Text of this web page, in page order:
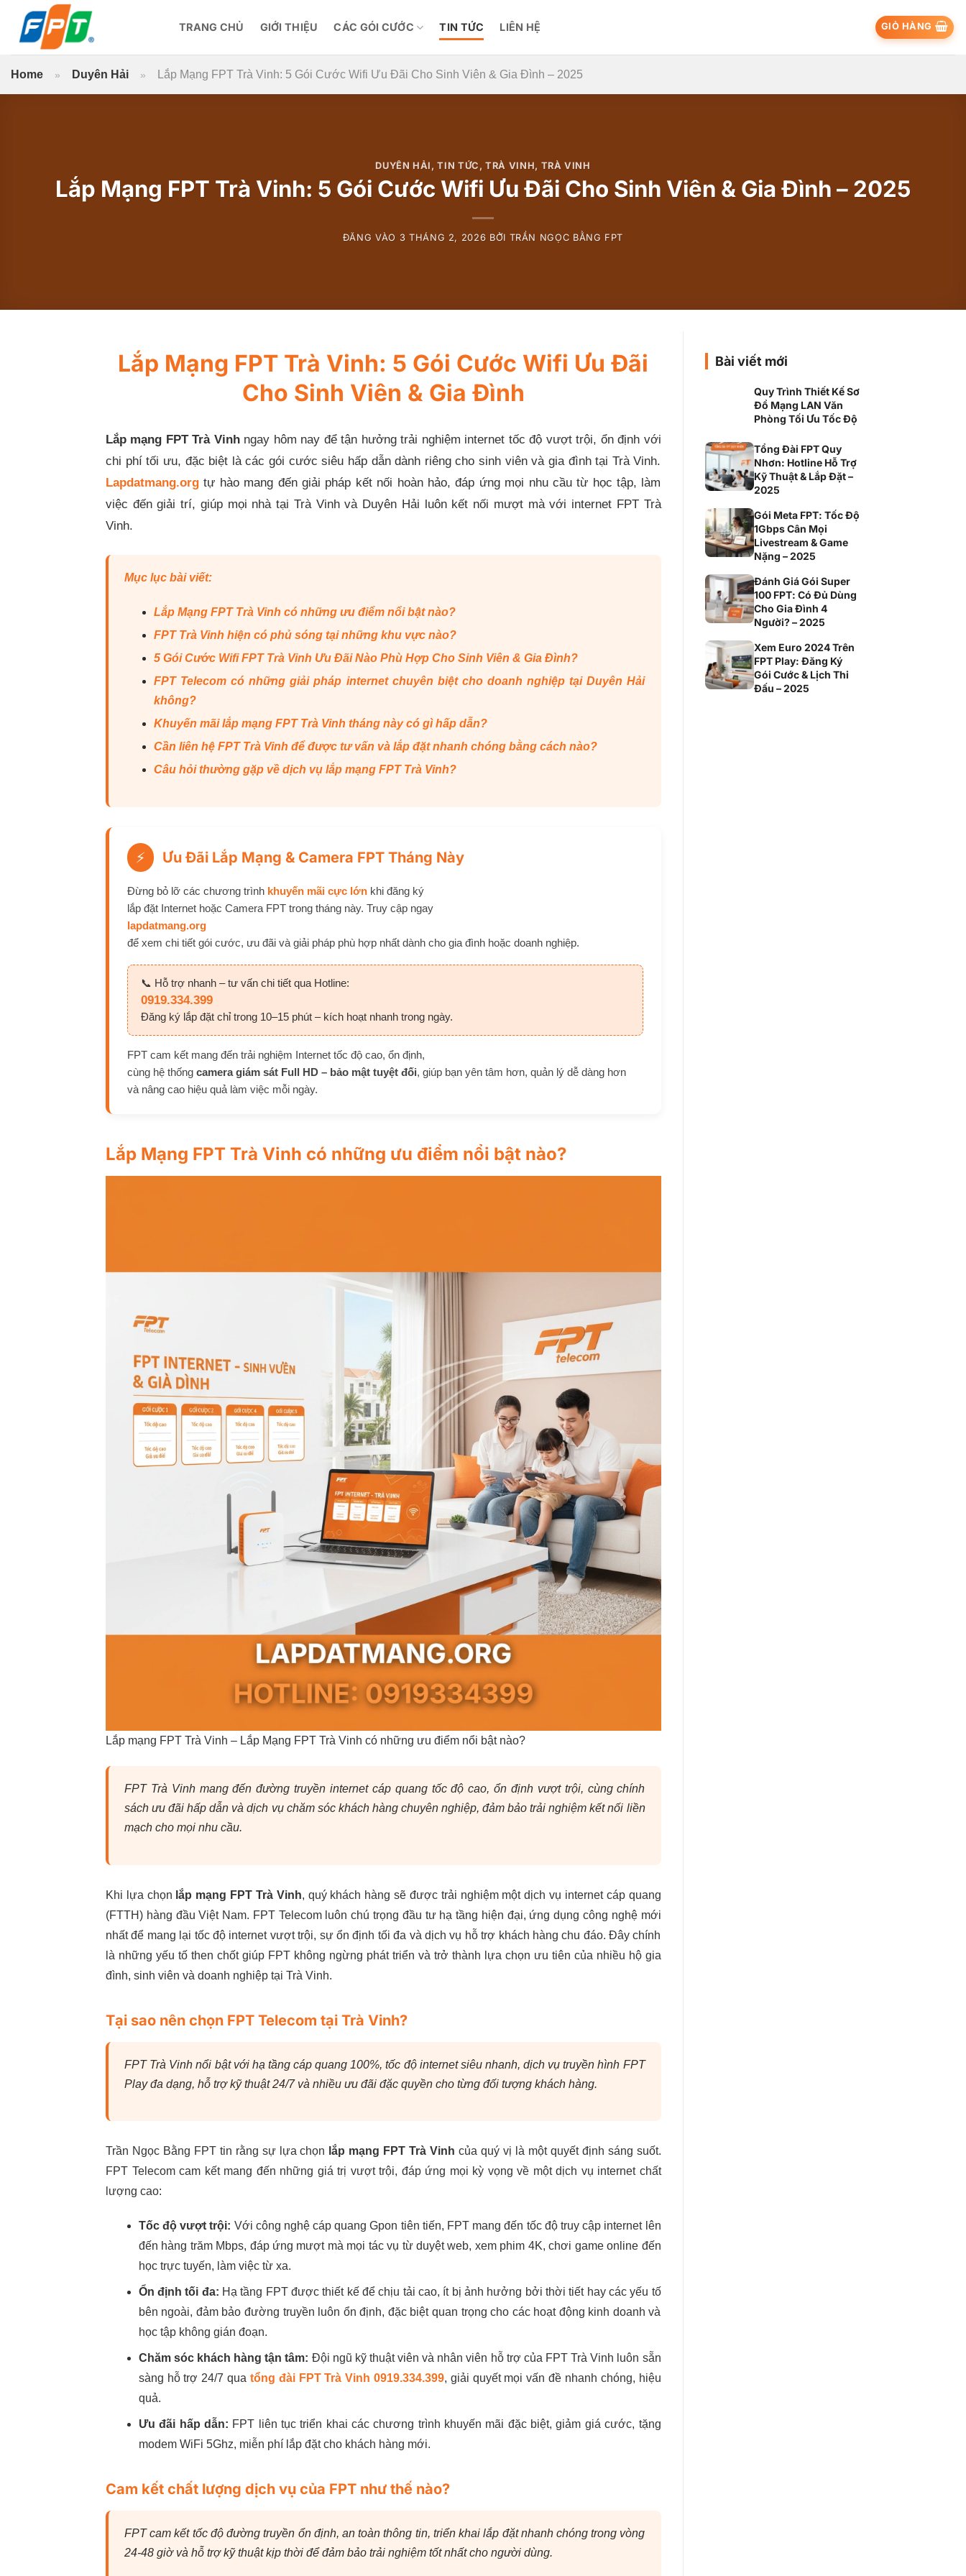
TRANG CHỦ GIỚI THIỆU CÁC GÓI CƯỚC TIN TỨC LIÊN HỆ GIỎ HÀNG
Home » Duyên Hải » Lắp Mạng FPT Trà Vinh: 5 Gói Cước Wifi Ưu Đãi Cho Sinh Viên & Gia Đình – 2025
DUYÊN HẢI ,TIN TỨC ,TRÀ VINH, TRÀ VINH
Lắp Mạng FPT Trà Vinh: 5 Gói Cước Wifi Ưu Đãi Cho Sinh Viên & Gia Đình – 2025
ĐĂNG VÀO 3 THÁNG 2, 2026 BỞI TRẦN NGỌC BẰNG FPT
Lắp Mạng FPT Trà Vinh: 5 Gói Cước Wifi Ưu Đãi
Cho Sinh Viên & Gia Đình
Lắp mạng FPT Trà Vinhngay hôm nay để tận hưởng trải nghiệm internet tốc độ vượt trội, ổn định với
chi phí tối ưu, đặc biệt là các gói cước siêu hấp dẫn dành riêng cho sinh viên và gia đình tại Trà Vinh.
Lapdatmang.org tự hào mang đến giải pháp kết nối hoàn hảo, đáp ứng mọi nhu cầu từ học tập, làm
việc đến giải trí, giúp mọi nhà tại Trà Vinh và Duyên Hải luôn kết nối mượt mà với internet FPT Trà
Vinh.
Mục lục bài viết:
Lắp Mạng FPT Trà Vinh có những ưu điểm nổi bật nào?
FPT Trà Vinh hiện có phủ sóng tại những khu vực nào?
5 Gói Cước Wifi FPT Trà Vinh Ưu Đãi Nào Phù Hợp Cho Sinh Viên & Gia Đình?
FPT Telecom có những giải pháp internet chuyên biệt cho doanh nghiệp tại Duyên Hải
không?
Khuyến mãi lắp mạng FPT Trà Vinh tháng này có gì hấp dẫn?
Cần liên hệ FPT Trà Vinh để được tư vấn và lắp đặt nhanh chóng bằng cách nào?
Câu hỏi thường gặp về dịch vụ lắp mạng FPT Trà Vinh?
⚡ Ưu Đãi Lắp Mạng & Camera FPT Tháng Này
Đừng bỏ lỡ các chương trình khuyến mãi cực lớn khi đăng ký
lắp đặt Internet hoặc Camera FPT trong tháng này. Truy cập ngay
lapdatmang.org
để xem chi tiết gói cước, ưu đãi và giải pháp phù hợp nhất dành cho gia đình hoặc doanh nghiệp.
📞 Hỗ trợ nhanh – tư vấn chi tiết qua Hotline:
0919.334.399
Đăng ký lắp đặt chỉ trong 10–15 phút – kích hoạt nhanh trong ngày.
FPT cam kết mang đến trải nghiệm Internet tốc độ cao, ổn định,
cùng hệ thống camera giám sát Full HD – bảo mật tuyệt đối, giúp bạn yên tâm hơn, quản lý dễ dàng hơn
và nâng cao hiệu quả làm việc mỗi ngày.
Lắp Mạng FPT Trà Vinh có những ưu điểm nổi bật nào?
Lắp mạng FPT Trà Vinh – Lắp Mạng FPT Trà Vinh có những ưu điểm nổi bật nào?
FPT Trà Vinh mang đến đường truyền internet cáp quang tốc độ cao, ổn định vượt trội, cùng chính
sách ưu đãi hấp dẫn và dịch vụ chăm sóc khách hàng chuyên nghiệp, đảm bảo trải nghiệm kết nối liền
mạch cho mọi nhu cầu.
Khi lựa chọn lắp mạng FPT Trà Vinh, quý khách hàng sẽ được trải nghiệm một dịch vụ internet cáp quang
(FTTH) hàng đầu Việt Nam. FPT Telecom luôn chú trọng đầu tư hạ tầng hiện đại, ứng dụng công nghệ mới
nhất để mang lại tốc độ internet vượt trội, sự ổn định tối đa và dịch vụ hỗ trợ khách hàng chu đáo. Đây chính
là những yếu tố then chốt giúp FPT không ngừng phát triển và trở thành lựa chọn ưu tiên của nhiều hộ gia
đình, sinh viên và doanh nghiệp tại Trà Vinh.
Tại sao nên chọn FPT Telecom tại Trà Vinh?
FPT Trà Vinh nổi bật với hạ tầng cáp quang 100%, tốc độ internet siêu nhanh, dịch vụ truyền hình FPT
Play đa dạng, hỗ trợ kỹ thuật 24/7 và nhiều ưu đãi đặc quyền cho từng đối tượng khách hàng.
Trần Ngọc Bằng FPT tin rằng sự lựa chọn lắp mạng FPT Trà Vinh của quý vị là một quyết định sáng suốt.
FPT Telecom cam kết mang đến những giá trị vượt trội, đáp ứng mọi kỳ vọng về một dịch vụ internet chất
lượng cao:
Tốc độ vượt trội: Với công nghệ cáp quang Gpon tiên tiến, FPT mang đến tốc độ truy cập internet lên
đến hàng trăm Mbps, đáp ứng mượt mà mọi tác vụ từ duyệt web, xem phim 4K, chơi game online đến
học trực tuyến, làm việc từ xa.
Ổn định tối đa: Hạ tầng FPT được thiết kế để chịu tải cao, ít bị ảnh hưởng bởi thời tiết hay các yếu tố
bên ngoài, đảm bảo đường truyền luôn ổn định, đặc biệt quan trọng cho các hoạt động kinh doanh và
học tập không gián đoạn.
Chăm sóc khách hàng tận tâm: Đội ngũ kỹ thuật viên và nhân viên hỗ trợ của FPT Trà Vinh luôn sẵn
sàng hỗ trợ 24/7 qua tổng đài FPT Trà Vinh 0919.334.399, giải quyết mọi vấn đề nhanh chóng, hiệu
quả.
Ưu đãi hấp dẫn: FPT liên tục triển khai các chương trình khuyến mãi đặc biệt, giảm giá cước, tặng
modem WiFi 5Ghz, miễn phí lắp đặt cho khách hàng mới.
Cam kết chất lượng dịch vụ của FPT như thế nào?
FPT cam kết tốc độ đường truyền ổn định, an toàn thông tin, triển khai lắp đặt nhanh chóng trong vòng
24-48 giờ và hỗ trợ kỹ thuật kịp thời để đảm bảo trải nghiệm tốt nhất cho người dùng.
Bài viết mới
Quy Trình Thiết Kế Sơ
Đồ Mạng LAN Văn
Phòng Tối Ưu Tốc Độ
Tổng Đài FPT Quy
Nhơn: Hotline Hỗ Trợ
Kỹ Thuật & Lắp Đặt –
2025
Gói Meta FPT: Tốc Độ
1Gbps Cân Mọi
Livestream & Game
Nặng – 2025
Đánh Giá Gói Super
100 FPT: Có Đủ Dùng
Cho Gia Đình 4
Người? – 2025
Xem Euro 2024 Trên
FPT Play: Đăng Ký
Gói Cước & Lịch Thi
Đấu – 2025